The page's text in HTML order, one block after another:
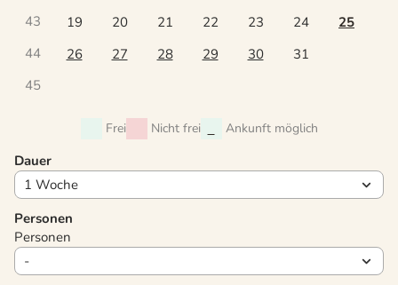
43
19 20 21 22 23 24
25
44
26 27 28 29 30
31
45
Frei Nicht frei Ankunft möglich
Dauer
Personen
Personen